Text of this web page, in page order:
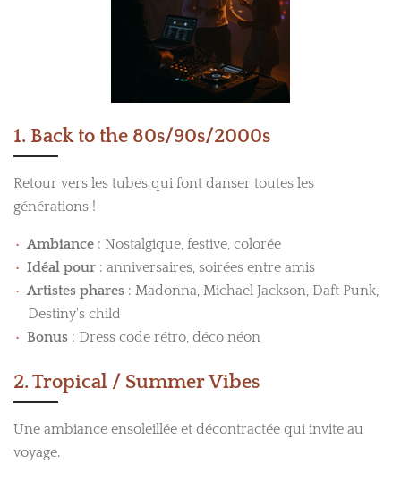
1. Back to the 80s/90s/2000s
Retour vers les tubes qui font danser toutes les
générations !
Ambiance : Nostalgique, festive, colorée
Idéal pour: anniversaires, soirées entre amis
Artistes phares: Madonna, Michael Jackson, Daft Punk,
Destiny's child
Bonus: Dress code rétro, déco néon
2. Tropical / Summer Vibes
Une ambiance ensoleillée et décontractée qui invite au
voyage.